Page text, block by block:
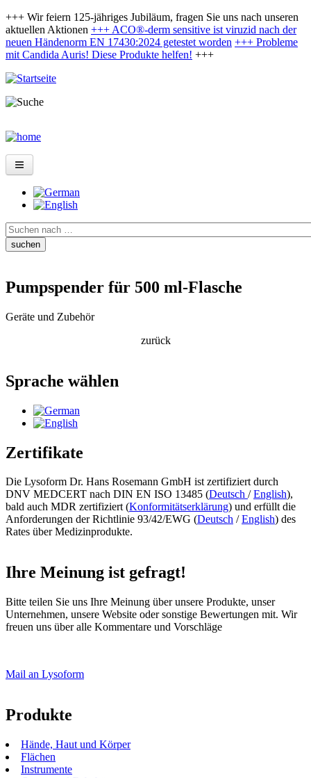
Direkt
zum
Inhalt
+++ Wir feiern 125-jähriges Jubiläum, fragen Sie uns nach unseren
aktuellen Aktionen +++ ACO®-derm sensitive ist viruzid nach der
neuen Händenorm EN 17430:2024 getestet worden +++ Probleme
mit Candida Auris! Diese Produkte helfen! +++
Karriere
Über uns
Aktionsangebote
Downloads
Suche
Pumpspender für 500 ml-Flasche
Geräte und Zubehör
zurück
Sprache wählen
Zertifikate
Die Lysoform Dr. Hans Rosemann GmbH ist zertifiziert durch
DNV MEDCERT nach DIN EN ISO 13485 (Deutsch /English),
bald auch MDR zertifiziert (Konformitätserklärung) und erfüllt die
Anforderungen der Richtlinie 93/42/EWG (Deutsch /English) des
Rates über Medizinprodukte.
Ihre Meinung ist gefragt!
Bitte teilen Sie uns Ihre Meinung über unsere Produkte, unser
Unternehmen, unsere Website oder sonstige Bewertungen mit. Wir
freuen uns über alle Kommentare und Vorschläge
Mail an Lysoform
Produkte
Hände, Haut und Körper
Flächen
Instrumente